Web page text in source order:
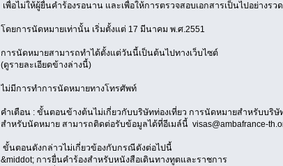
เพื่อไม่ให้ผู้ยื่นคำร้องรอนาน และเพื่อให้การตรวจสอบเอกสารเป็นไปอย่างร
โดยการนัดหมายเท่านั้น เริ่มตั้งแต่ 17 มีนาคม พ.ศ.2551
การนัดหมายสามารถทำได้ตั้งแต่วันนี้เป็นต้นไปทางเว็บไซต์
(ดูรายละเอียดข้างล่างนี้)
ไม่มีการทำการนัดหมายทางโทรศัพท์
คำเตือน : ขั้นตอนข้างต้นไม่เกี่ยวกับบริษัทท่องเที่ยว การนัดหมายสำหรับบริ
สำหรับนัดหมาย สามารถติดต่อรับข้อมูลได้ที่อีเมล์นี้ visas@ambafrance-
ขั้นตอนดังกล่าวไม่เกี่ยวข้องกับกรณีดังต่อไปนี้
&middot; การยื่นคำร้องสำหรับหนังสือเดินทางทูตและราชการ